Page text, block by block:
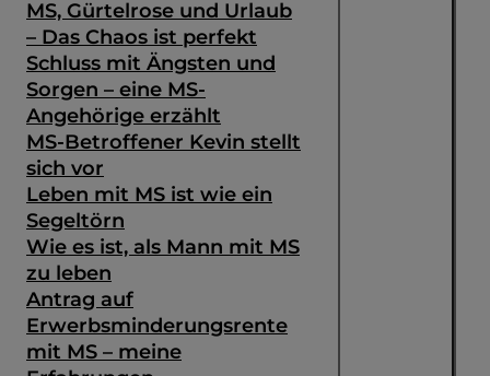
MS, Gürtelrose und Urlaub
– Das Chaos ist perfekt
Schluss mit Ängsten und
Sorgen – eine MS-
Angehörige erzählt
MS-Betroffener Kevin stellt
sich vor
Leben mit MS ist wie ein
Segeltörn
Wie es ist, als Mann mit MS
zu leben
Antrag auf
Erwerbsminderungsrente
mit MS – meine